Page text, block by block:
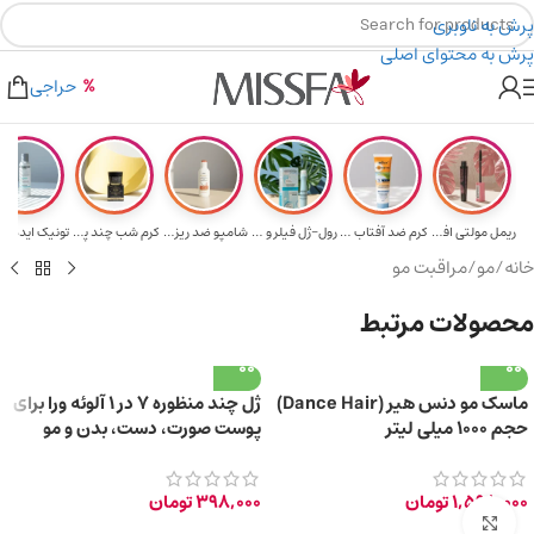
پرش به ناوبری
پرش به محتوای اصلی
۲٪ تخفیف روی سبد خرید برای روش کارت به کارت
هدیه برای خرید های بالای ۵ میلیون تومن
حراجی
ریمل مولتی افکت... کرم ضد آفتاب حا... رول-ژل فیلر و م... شامپو ضد ریزش و... کرم شب چند پپتی... تونیک ایده
خانه/مو/مراقبت مو
محصولات مرتبط
ماسک مو دنس هیر (Dance Hair)
حجم ۱۰۰۰ میلی لیتر
1,598,000تومان
ژل چند منظوره 7 در 1 آلوئه ورا برای
پوست صورت، دست، بدن و مو
398,000تومان
برای بزرگ‌نمایی کلیک کنید